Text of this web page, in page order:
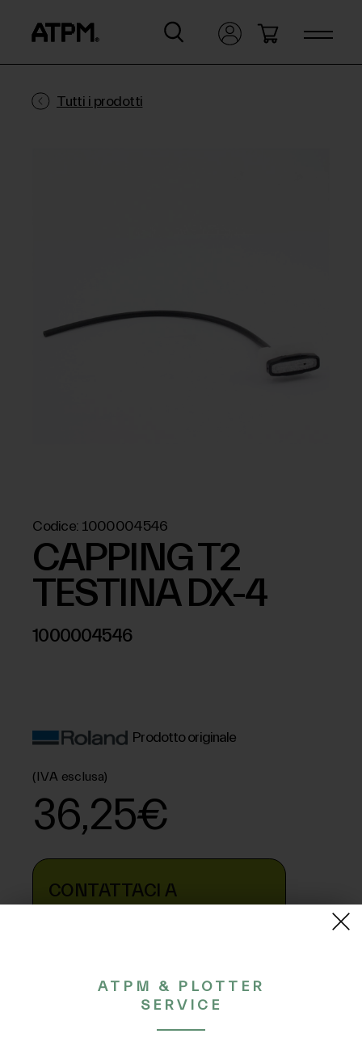
Tutti i prodotti
Codice: 1000004546
CAPPING T2
TESTINA DX-4
1000004546
Prodotto originale
(IVA esclusa)
36,25€
CONTATTACI A
ATPM & PLOTTER
SERVICE